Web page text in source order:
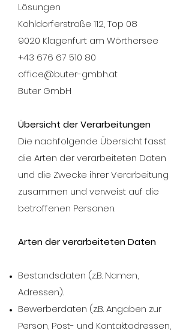
Lösungen
Kohldorferstraße 112, Top 08
9020 Klagenfurt am Wörthersee
+43 676­ 67­ 510­ 80
office@buter-gmbh.at
Buter GmbH
Übersicht der Verarbeitungen
Die nachfolgende Übersicht fasst
die Arten der verarbeiteten Daten
und die Zwecke ihrer Verarbeitung
zusammen und verweist auf die
betroffenen Personen.
Arten der verarbeiteten Daten
Bestandsdaten (z.B. Namen,
Adressen).
Bewerberdaten (z.B. Angaben zur
Person, Post- und Kontaktadressen,